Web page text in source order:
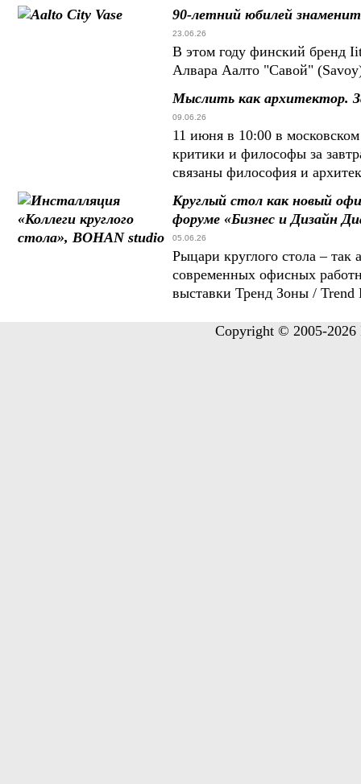
90-летний юбилей
23.06.26
В этом году финский бренд
Алвара Аалто "Савой"
Мыслить как архитектор.
09.06.26
11 июня в 10:00 в
критики и философы за
связаны философия и
Круглый стол как новый
форуме «Бизнес и Дизайн
05.06.26
Рыцари круглого стола –
современных офисных
выставки Тренд Зоны / Trend
Copyright © 2005-2026